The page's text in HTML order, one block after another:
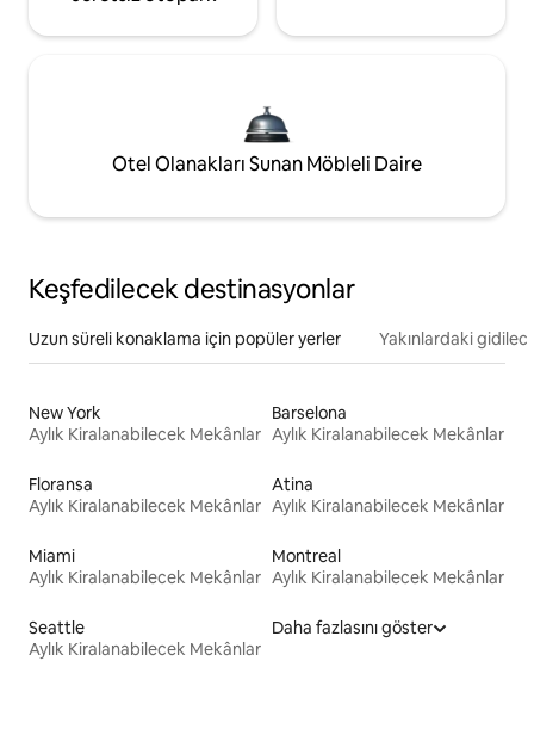
Otel Olanakları Sunan Möbleli Daire
Keşfedilecek destinasyonlar
Uzun süreli konaklama için popüler yerler Yakınlardaki
New York
Aylık Kiralanabilecek Mekânlar
Barselona
Aylık Kiralanabilecek Mekânlar
Floransa
Aylık Kiralanabilecek Mekânlar
Atina
Aylık Kiralanabilecek Mekânlar
Miami
Aylık Kiralanabilecek Mekânlar
Montreal
Aylık Kiralanabilecek Mekânlar
Seattle
Aylık Kiralanabilecek Mekânlar
Daha fazlasını göster